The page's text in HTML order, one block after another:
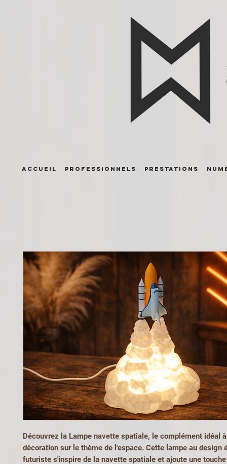
ACCUEIL PROFESSIONNELS PRESTATIONS
Découvrez la Lampe navette spatiale, le complément idéal
décoration sur le thème de l'espace. Cette lampe au design
futuriste s'inspire de la navette spatiale et ajoute une